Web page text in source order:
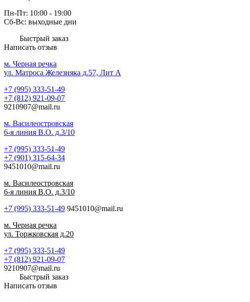
Пн-Пт: 10:00 - 19:00
Сб-Вс: выходные дни
Быстрый заказ
Написать отзыв
м. Черная речка
ул. Матроса Железняка д.57, Лит A
+7 (995) 333-51-49
+7 (812) 921-09-07
9210907@mail.ru
м. Василеостровская
6-я линия В.О. д.3/10
+7 (995) 333-51-49
+7 (901) 315-64-34
9451010@mail.ru
м. Василеостровская
6-я линия В.О. д.3/10
+7 (995) 333-51-49 9451010@mail.ru
м. Черная речка
ул. Торжковская д.20
+7 (995) 333-51-49
+7 (812) 921-09-07
9210907@mail.ru
Быстрый заказ
Написать отзыв